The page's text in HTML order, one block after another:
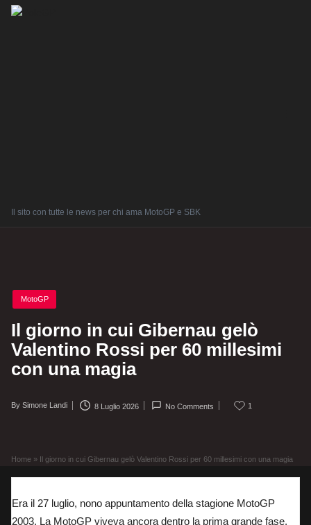
Il sito con tutte le news per chi ama MotoGP e SBK
Posted
in
MotoGP
Il giorno in cui Gibernau gelò
Valentino Rossi per 60 millesimi
con una magia
Posted
By Simone Landi 8 Luglio 2026 No Comments 1
Home » Il giorno in cui Gibernau gelò Valentino Rossi per 60 millesimi con una magia
Era il 27 luglio, nono appuntamento della stagione MotoGP
2003. La MotoGP viveva ancora dentro la prima grande fase,